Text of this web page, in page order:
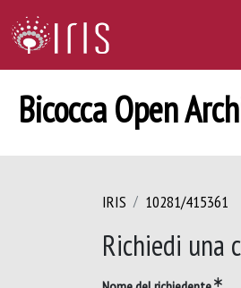
Bicocca Open
IRIS 10281/415361
Richiedi una